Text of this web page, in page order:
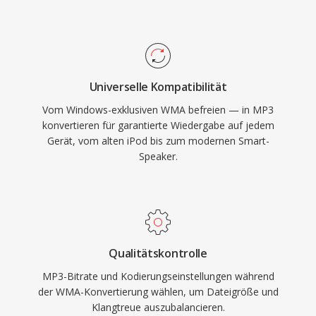
breitesten unterstützten Audioformate,
kompatibel mit praktisch allen Mediaplayern,
Betriebssystemen und tragbaren Geräten.
Universelle Kompatibilität
Vom Windows-exklusiven WMA befreien — in MP3
konvertieren für garantierte Wiedergabe auf jedem
Gerät, vom alten iPod bis zum modernen Smart-
Speaker.
Qualitätskontrolle
MP3-Bitrate und Kodierungseinstellungen während
der WMA-Konvertierung wählen, um Dateigröße und
Klangtreue auszubalancieren.